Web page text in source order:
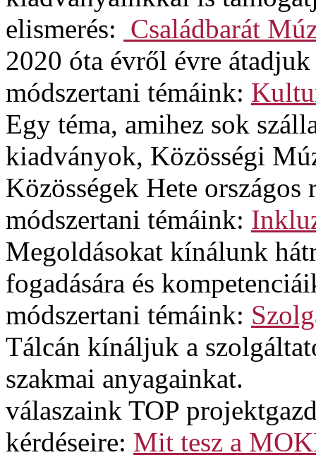
elismerés: Családbarát
2020 óta évről évre
módszertani témáink:
Egy téma, amihez sok
kiadványok, Közösségi
Közösségek Hete
módszertani témáink:
Megoldásokat kínálunk
fogadására és
módszertani témáink:
Tálcán kínáljuk a
szakmai anyagainkat.
válaszaink TOP
kérdéseire: Mit tesz a